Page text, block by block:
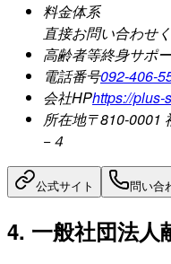
料金体系
直接お問い合わせ
高齢者等終身サポ
電話番号092-406-
会社HPhttps://plus-
所在地〒810-0001
−４
公式サイト 問い合
4. 一般社団法人